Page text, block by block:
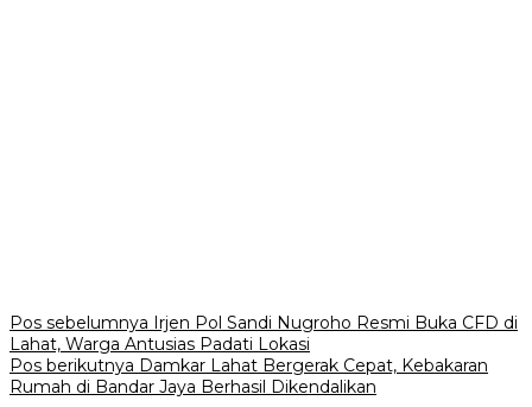
Navigasi
pos
Pos sebelumnya Irjen Pol Sandi Nugroho Resmi Buka CFD di
Lahat, Warga Antusias Padati Lokasi
Pos berikutnya Damkar Lahat Bergerak Cepat, Kebakaran
Rumah di Bandar Jaya Berhasil Dikendalikan